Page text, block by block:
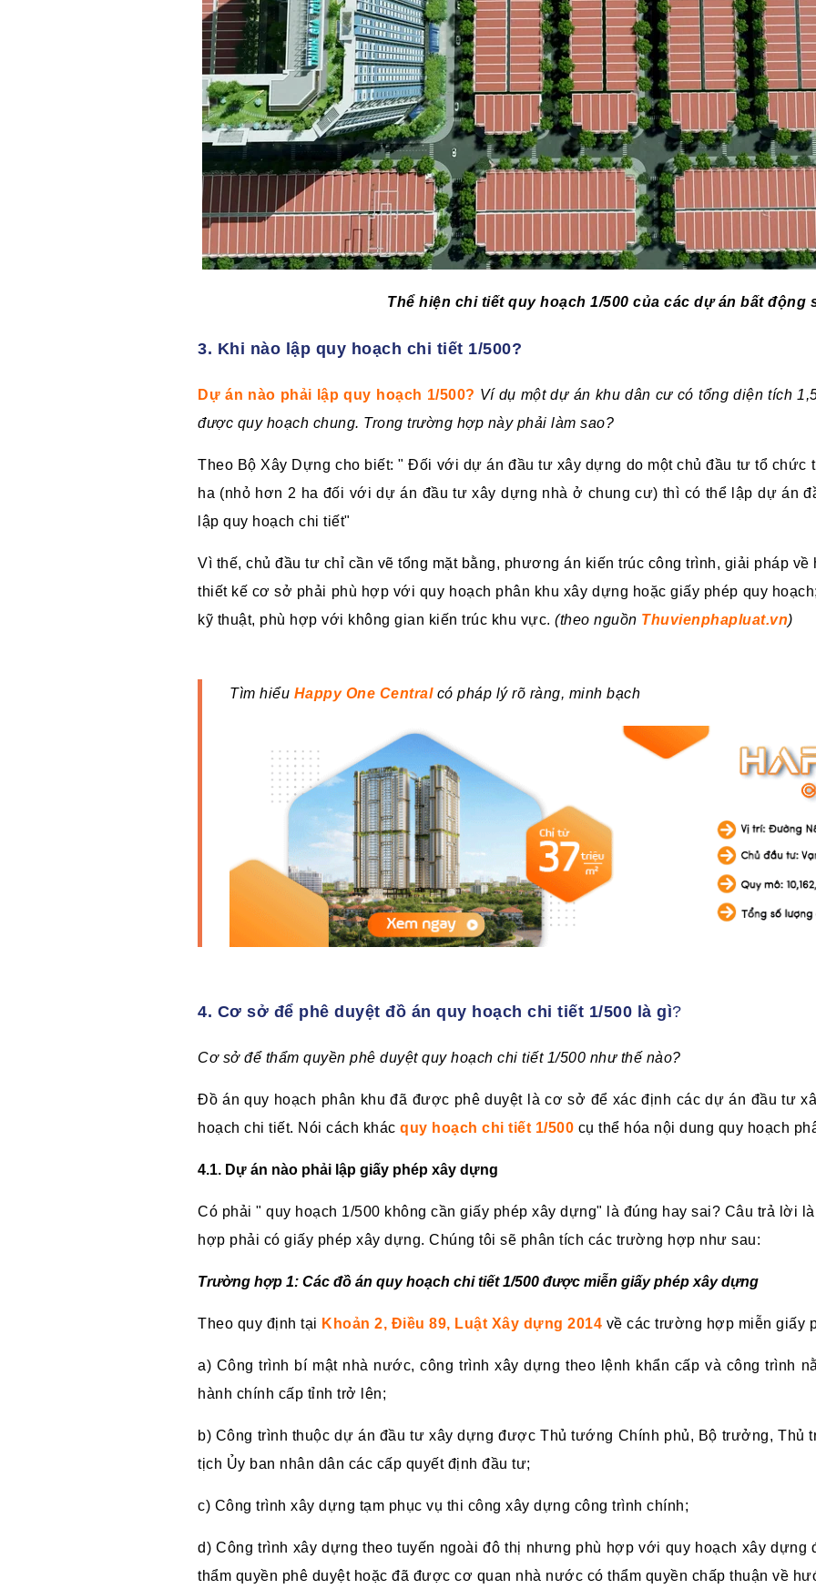
Thể hiện chi tiết quy hoạch 1/500 của các dự án bất động
3. Khi nào lập quy hoạch chi tiết 1/500?
Dự án nào phải lập quy hoạch 1/500? Ví dụ một dự án khu dân cư có tổng diện tích
được quy hoạch chung. Trong trường hợp này phải làm sao?
Theo Bộ Xây Dựng cho biết: " Đối với dự án đầu tư xây dựng do một chủ đầu tư tổ chức
ha (nhỏ hơn 2 ha đối với dự án đầu tư xây dựng nhà ở chung cư) thì có thể lập dự án
lập quy hoạch chi tiết"
Vì thế, chủ đầu tư chỉ cần vẽ tổng mặt bằng, phương án kiến trúc công trình, giải pháp về
thiết kế cơ sở phải phù hợp với quy hoạch phân khu xây dựng hoặc giấy phép quy
kỹ thuật, phù hợp với không gian kiến trúc khu vực. (theo nguồn Thuvienphapluat.vn)
Tìm hiểu Happy One Central có pháp lý rõ ràng, minh bạch
4. Cơ sở để phê duyệt đồ án quy hoạch chi tiết 1/500 là gì?
Cơ sở để thẩm quyền phê duyệt quy hoạch chi tiết 1/500 như thế nào?
Đồ án quy hoạch phân khu đã được phê duyệt là cơ sở để xác định các dự án đầu tư
hoạch chi tiết. Nói cách khác quy hoạch chi tiết 1/500 cụ thể hóa nội dung quy hoạch
4.1. Dự án nào phải lập giấy phép xây dựng
Có phải " quy hoạch 1/500 không cần giấy phép xây dựng" là đúng hay sai? Câu trả lời
hợp phải có giấy phép xây dựng. Chúng tôi sẽ phân tích các trường hợp như sau:
Trường hợp 1: Các đồ án quy hoạch chi tiết 1/500 được miễn giấy phép xây dựng
Theo quy định tại Khoản 2, Điều 89, Luật Xây dựng 2014 về các trường hợp miễn giấy
a) Công trình bí mật nhà nước, công trình xây dựng theo lệnh khẩn cấp và công trình
hành chính cấp tỉnh trở lên;
b) Công trình thuộc dự án đầu tư xây dựng được Thủ tướng Chính phủ, Bộ trưởng, Thủ
tịch Ủy ban nhân dân các cấp quyết định đầu tư;
c) Công trình xây dựng tạm phục vụ thi công xây dựng công trình chính;
d) Công trình xây dựng theo tuyến ngoài đô thị nhưng phù hợp với quy hoạch xây
thẩm quyền phê duyệt hoặc đã được cơ quan nhà nước có thẩm quyền chấp thuận về